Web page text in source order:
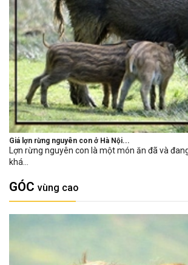
Giá lợn rừng nguyên con ở Hà Nội...
Lợn rừng nguyên con là một món ăn đã và
khá...
GÓC vùng cao